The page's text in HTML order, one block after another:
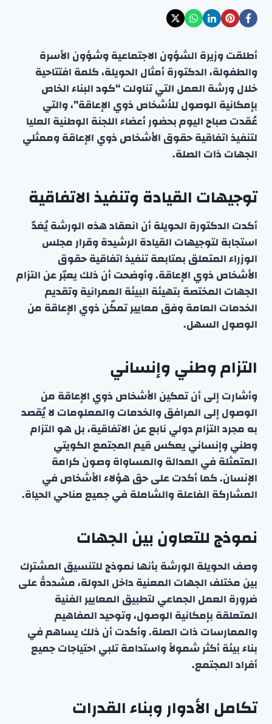
أطلقت وزيرة الشؤون الاجتماعية وشؤون الأسرة
والطفولة، الدكتورة أمثال الحويلة، كلمة افتتاحية
خلال ورشة العمل التي تناولت “كود البناء الخاص
بإمكانية الوصول للأشخاص ذوي الإعاقة”، والتي
عُقدت صباح اليوم بحضور أعضاء اللجنة الوطنية العليا
لتنفيذ اتفاقية حقوق الأشخاص ذوي الإعاقة وممثلي
الجهات ذات الصلة.
توجيهات القيادة وتنفيذ الاتفاقية
أكدت الدكتورة الحويلة أن انعقاد هذه الورشة يُعَدّ
استجابة لتوجيهات القيادة الرشيدة وقرار مجلس
الوزراء المتعلق بمتابعة تنفيذ اتفاقية حقوق
الأشخاص ذوي الإعاقة. وأوضحت أن ذلك يعبّر عن التزام
الجهات المختصة بتهيئة البيئة العمرانية وتقديم
الخدمات العامة وفق معايير تمكّن ذوي الإعاقة من
الوصول السهل.
التزام وطني وإنساني
وأشارت إلى أن تمكين الأشخاص ذوي الإعاقة من
الوصول إلى المرافق والخدمات والمعلومات لا يُقصد
به مجرد التزام دولي نابع عن الاتفاقية، بل هو التزام
وطني وإنساني يعكس قيم المجتمع الكويتي
المتمثلة في العدالة والمساواة وصون كرامة
الإنسان. كما أكدت على حق هؤلاء الأشخاص في
المشاركة الفاعلة والشاملة في جميع مناحي الحياة.
نموذج للتعاون بين الجهات
وصف الحويلة الورشة بأنها نموذج للتنسيق المشترك
بين مختلف الجهات المعنية داخل الدولة، مشددةً على
ضرورة العمل الجماعي لتطبيق المعايير الفنية
المتعلقة بإمكانية الوصول، وتوحيد المفاهيم
والممارسات ذات الصلة. وأكدت أن ذلك يساهم في
بناء بيئة أكثر شمولاً واستدامة تلبي احتياجات جميع
أفراد المجتمع.
تكامل الأدوار وبناء القدرات